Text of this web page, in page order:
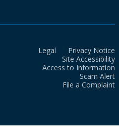
Legal
Privacy Notice
Site Accessibility
Access to Information
Scam Alert
File a Complaint